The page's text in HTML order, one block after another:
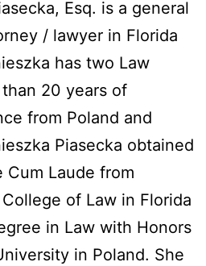
Esq. is a general
/ lawyer in Florida
has two Law
20 years of
from Poland and
Piasecka obtained
Cum Laude from
of Law in Florida
in Law with Honors
in Poland. She